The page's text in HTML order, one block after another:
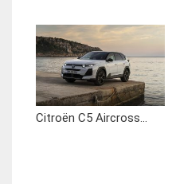
Citroën C5 Aircross...